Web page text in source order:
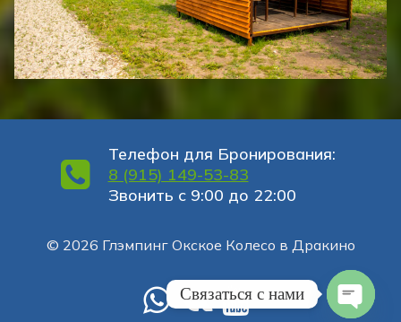
Телефон для Бронирования:
8 (915) 149-53-83
Звонить с 9:00 до 22:00
© 2026 Глэмпинг Окское Колесо в Дракино
Связаться с нами